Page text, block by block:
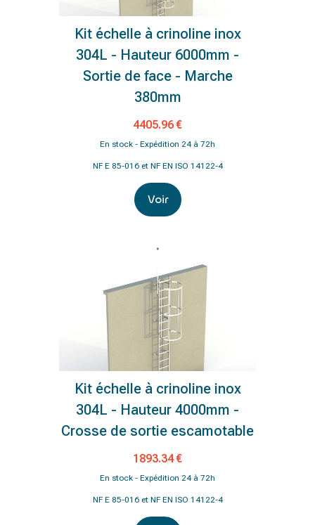
Kit échelle à crinoline inox
304L - Hauteur 6000mm -
Sortie de face - Marche
380mm
4405.96 €
En stock - Expédition 24 à 72h
NF E 85-016 et NF EN ISO 14122-4
Voir
Kit échelle à crinoline inox
304L - Hauteur 4000mm -
Crosse de sortie escamotable
1893.34 €
En stock - Expédition 24 à 72h
NF E 85-016 et NF EN ISO 14122-4